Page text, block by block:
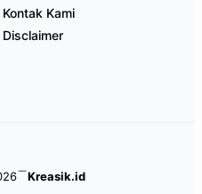
Kontak Kami
Disclaimer
Kreasik.id